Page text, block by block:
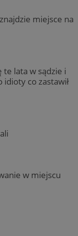
miejsce na
te lata w sądzie i
co zastawił
w miejscu